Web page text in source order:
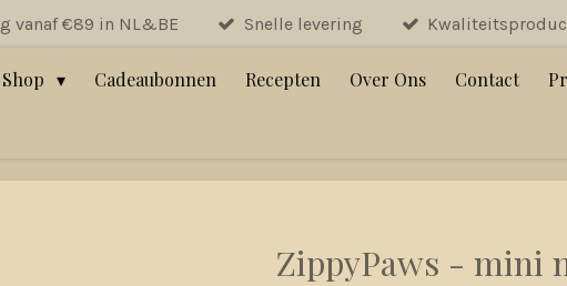
vanaf €89 in NL&BE Snelle levering
Shop Cadeaubonnen Recepten Over Ons Contact
ZippyPaws - mini